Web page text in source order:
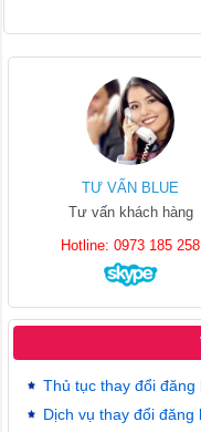
TƯ VẤN BLUE
Tư vấn khách hàng
Hotline: 0973 185 258
Thủ tục thay đổi đăng
Dịch vụ thay đổi đăng